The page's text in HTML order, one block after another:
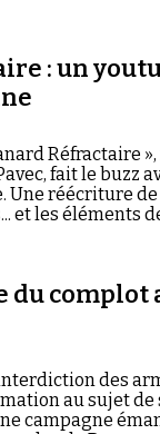
: un
Réfractaire
fait le buzz
Une réécriture
et les éléments
du
des
au sujet
campagne